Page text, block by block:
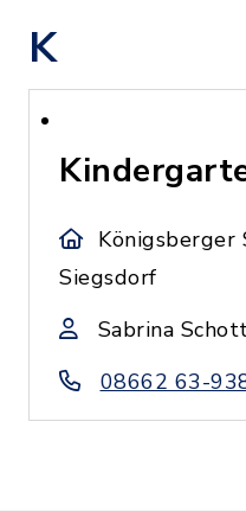
K
Königsberger
Siegsdorf
Sabrina
08662 63-